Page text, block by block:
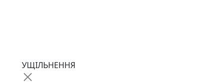
ЛЕБІДКИ
ВТУЛКИ
УЩІЛЬНЕННЯ